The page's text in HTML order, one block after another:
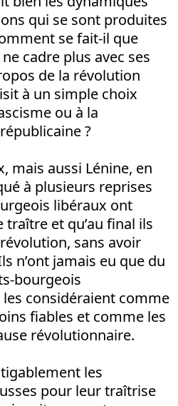
qui se sont produites
se fait-il que
cadre plus avec ses
de la révolution
à un simple choix
ou à la
?
mais aussi Lénine, en
à plusieurs reprises
libéraux ont
et qu’au final ils
sans avoir
n’ont jamais eu que du
bourgeois
considéraient comme
fiables et comme les
révolutionnaire.
les
pour leur traîtrise